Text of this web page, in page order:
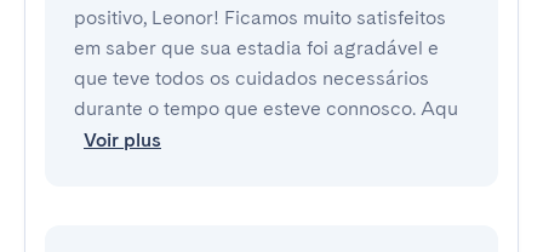
positivo, Leonor! Ficamos muito satisfeitos
em saber que sua estadia foi agradável e
que teve todos os cuidados necessários
durante o tempo que esteve connosco. Aqu
Voir plus